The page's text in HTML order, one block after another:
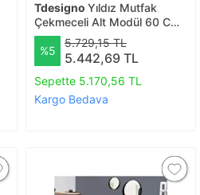
Tdesigno Yıldız Mutfak
Çekmeceli Alt Modül 60 Cm-
tezgah Dahi̇l
%5
5.729,15 TL
5.442,69 TL
Sepette 5.170,56 TL
Kargo Bedava